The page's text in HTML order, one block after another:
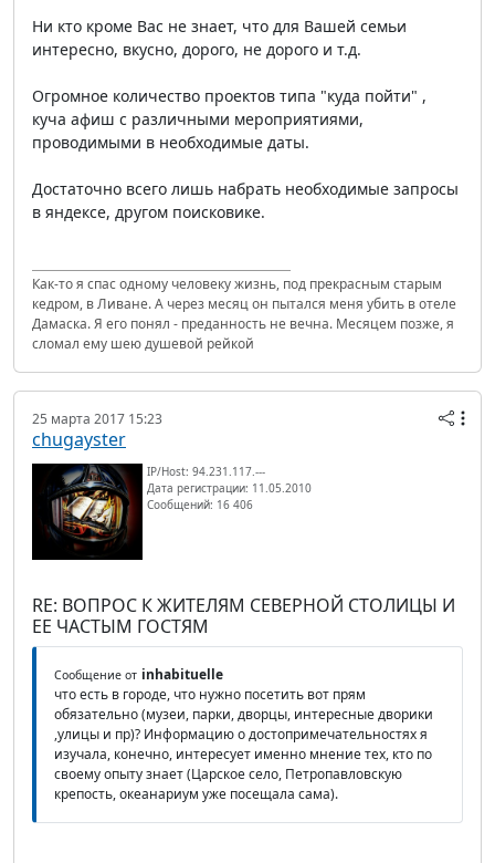
Ни кто кроме Вас не знает, что для Вашей семьи
интересно, вкусно, дорого, не дорого и т.д.
Огромное количество проектов типа "куда пойти" ,
куча афиш с различными мероприятиями,
проводимыми в необходимые даты.
Достаточно всего лишь набрать необходимые запросы
в яндексе, другом поисковике.
Как-то я спас одному человеку жизнь, под прекрасным старым
кедром, в Ливане. А через месяц он пытался меня убить в отеле
Дамаска. Я его понял - преданность не вечна. Месяцем позже, я
сломал ему шею душевой рейкой
25 марта 2017 15:23
chugayster
IP/Host: 94.231.117.---
Дата регистрации: 11.05.2010
Сообщений: 16 406
RE: ВОПРОС К ЖИТЕЛЯМ СЕВЕРНОЙ СТОЛИЦЫ И
ЕЕ ЧАСТЫМ ГОСТЯМ
Сообщение от inhabituelle
что есть в городе, что нужно посетить вот прям
обязательно (музеи, парки, дворцы, интересные дворики
,улицы и пр)? Информацию о достопримечательностях я
изучала, конечно, интересует именно мнение тех, кто по
своему опыту знает (Царское село, Петропавловскую
крепость, океанариум уже посещала сама).